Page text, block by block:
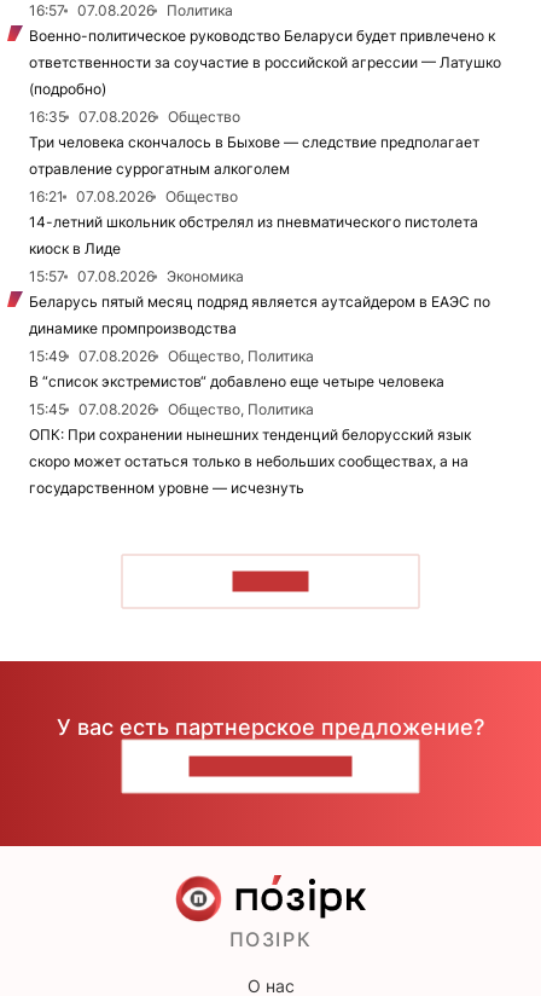
16:57
07.08.2026
Политика
Военно-политическое руководство Беларуси будет привлечено к
ответственности за соучастие в российской агрессии — Латушко
(подробно)
16:35
07.08.2026
Общество
Три человека скончалось в Быхове — следствие предполагает
отравление суррогатным алкоголем
16:21
07.08.2026
Общество
14-летний школьник обстрелял из пневматического пистолета
киоск в Лиде
15:57
07.08.2026
Экономика
Беларусь пятый месяц подряд является аутсайдером в ЕАЭС по
динамике промпроизводства
15:49
07.08.2026
Общество, Политика
В “список экстремистов“ добавлено еще четыре человека
15:45
07.08.2026
Общество, Политика
ОПК: При сохранении нынешних тенденций белорусский язык
скоро может остаться только в небольших сообществах, а на
государственном уровне — исчезнуть
У вас есть партнерское предложение?
ПОЗІРК
О нас